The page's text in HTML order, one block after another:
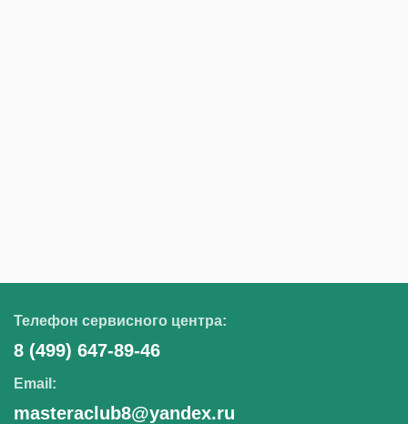
Телефон сервисного центра:
8 (499) 647-89-46
Email:
masteraclub8@yandex.ru